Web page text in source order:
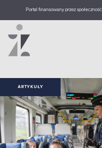
Portal finansowany przez społeczność
ARTYKUŁY